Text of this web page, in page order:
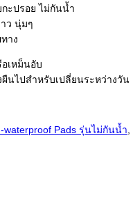
ะปรอย ไม่กันน้ำ
ว นุ่มๆ
าง
เหม็นอับ
นไปสำหรับเปลี่ยนระหว่างวัน
waterproof Pads รุ่นไม่กันน้ำ,